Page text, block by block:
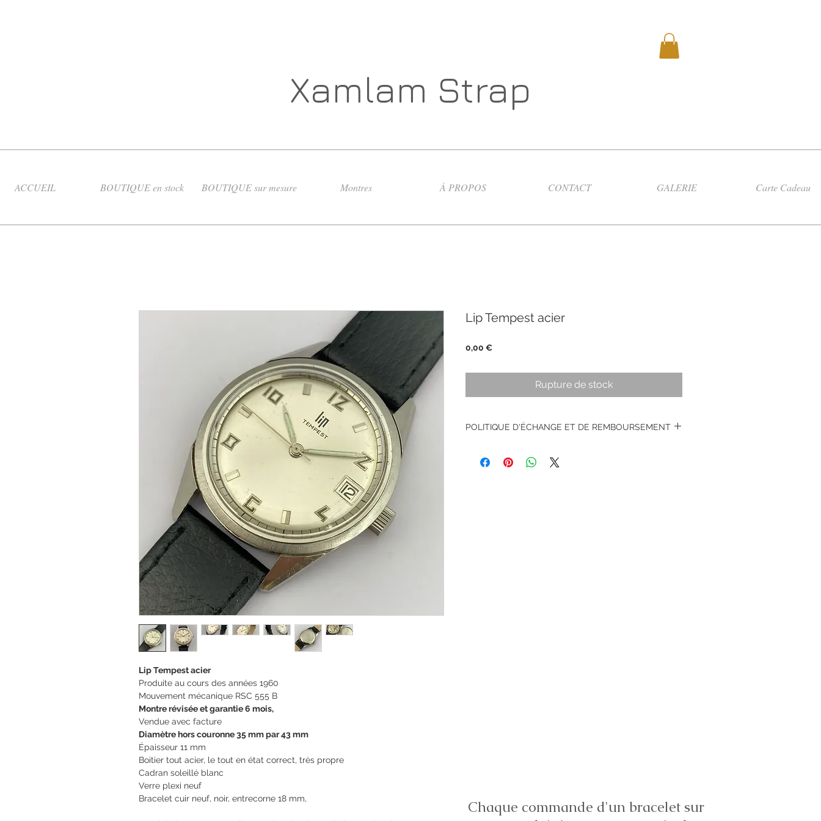
Xamlam Strap
ACCUEIL BOUTIQUE en stock BOUTIQUE sur mesure Montres À PROPOS CONTACT GALERIE Carte Cadeau
Lip Tempest acier
Produite au cours des années 1960
Mouvement mécanique RSC 555 B
Montre révisée et garantie 6 mois,
Vendue avec facture
Diamètre hors couronne 35 mm par 43 mm
Épaisseur 11 mm
Boitier tout acier, le tout en état correct, très propre
Cadran soleillé blanc
Verre plexi neuf
Bracelet cuir neuf, noir, entrecorne 18 mm,
Lip Tempest acier
0,00 €Prix
Rupture de stock
POLITIQUE D'ÉCHANGE ET DE REMBOURSEMENT
Chaque commande d'un bracelet sur